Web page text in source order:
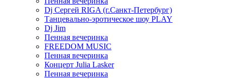
Dj Сергей RIGA (г.Санкт-Петербург)
Танцевально-эротическое шоу PLAY
Dj Jim
Пенная вечеринка
FREEDOM MUSIC
Пенная вечеринка
Концерт Julia Lasker
Пенная вечеринка